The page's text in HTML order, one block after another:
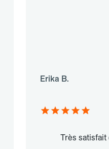
Erika B.
Très satisfait